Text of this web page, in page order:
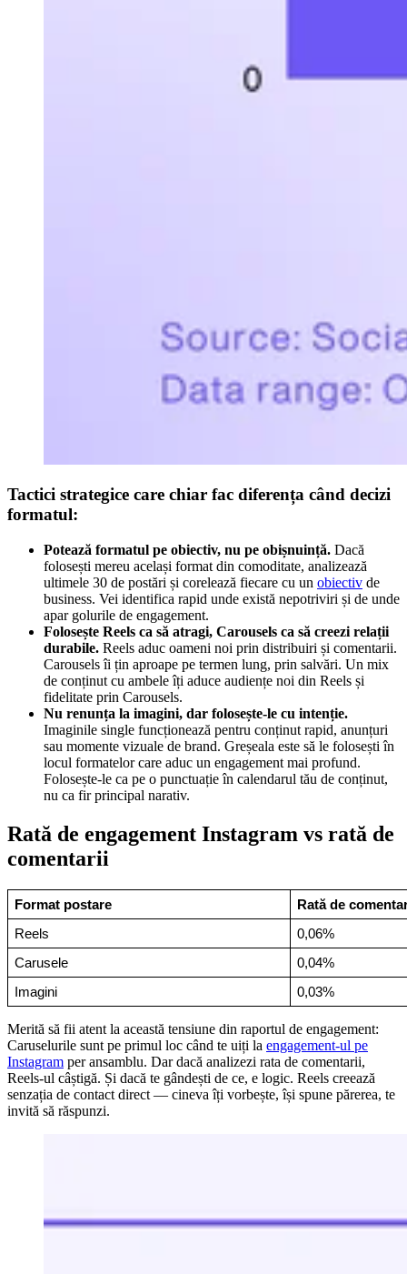
Tactici strategice care chiar fac diferența când decizi
formatul:
Potează formatul pe obiectiv, nu pe obișnuință. Dacă
folosești mereu același format din comoditate, analizează
ultimele 30 de postări și corelează fiecare cu un obiectiv de
business. Vei identifica rapid unde există nepotriviri și de unde
apar golurile de engagement.
Folosește Reels ca să atragi, Carousels ca să creezi relații
durabile. Reels aduc oameni noi prin distribuiri și comentarii.
Carousels îi țin aproape pe termen lung, prin salvări. Un mix
de conținut cu ambele îți aduce audiențe noi din Reels și
fidelitate prin Carousels.
Nu renunța la imagini, dar folosește-le cu intenție.
Imaginile single funcționează pentru conținut rapid, anunțuri
sau momente vizuale de brand. Greșeala este să le folosești în
locul formatelor care aduc un engagement mai profund.
Folosește-le ca pe o punctuație în calendarul tău de conținut,
nu ca fir principal narativ.
Rată de engagement Instagram vs rată de
comentarii
Format postare
Rată de
Reels
0,06%
Carusele
0,04%
Imagini
0,03%
Merită să fii atent la această tensiune din raportul de engagement:
Caruselurile sunt pe primul loc când te uiți la engagement-ul pe
Instagram per ansamblu. Dar dacă analizezi rata de comentarii,
Reels-ul câștigă. Și dacă te gândești de ce, e logic. Reels creează
senzația de contact direct — cineva îți vorbește, își spune părerea, te
invită să răspunzi.